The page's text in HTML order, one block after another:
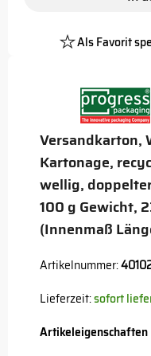
Versandkarton,
Kartonage,
wellig,
100 g Gewicht,
(Innenmaß
Artikelnummer:
Lieferzeit:sofort
Artikeleigenschaften
Als Favorit